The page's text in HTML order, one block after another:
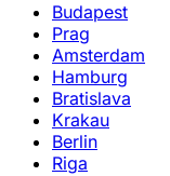
Budapest
Prag
Amsterdam
Hamburg
Bratislava
Krakau
Berlin
Riga